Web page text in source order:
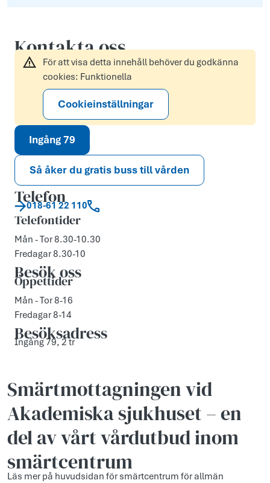
Kontakta oss
För att visa detta innehåll behöver du godkänna
cookies: Funktionella
Cookieinställningar
Ingång 79
Så åker du gratis buss till vården
Telefon
018-61 22 110
Telefontider
Mån - Tor 8.30-10.30
Fredagar 8.30-10
Besök oss
Öppettider
Mån - Tor 8-16
Fredagar 8-14
Besöksadress
Ingång 79, 2 tr
Smärtmottagningen vid
Akademiska sjukhuset – en
del av vårt vårdutbud inom
smärtcentrum
Läs mer på huvudsidan för smärtcentrum för allmän